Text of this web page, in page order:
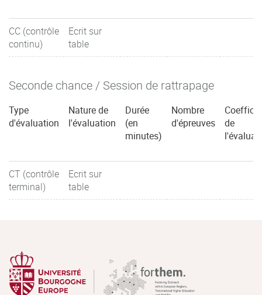
CC (contrôle
continu)
Ecrit sur
table
Seconde chance / Session de rattrapage
Type
d'évaluation
Nature de
l'évaluation
Durée
(en
minutes)
Nombre
d'épreuves
de
CT (contrôle
terminal)
Ecrit sur
table